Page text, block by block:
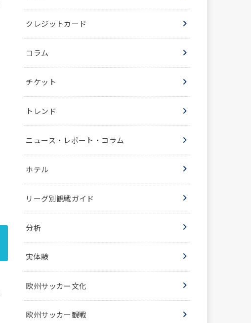
クレジットカード
コラム
チケット
トレンド
ニュース・レポート・コラム
ホテル
リーグ別観戦ガイド
分析
実体験
欧州サッカー文化
欧州サッカー観戦